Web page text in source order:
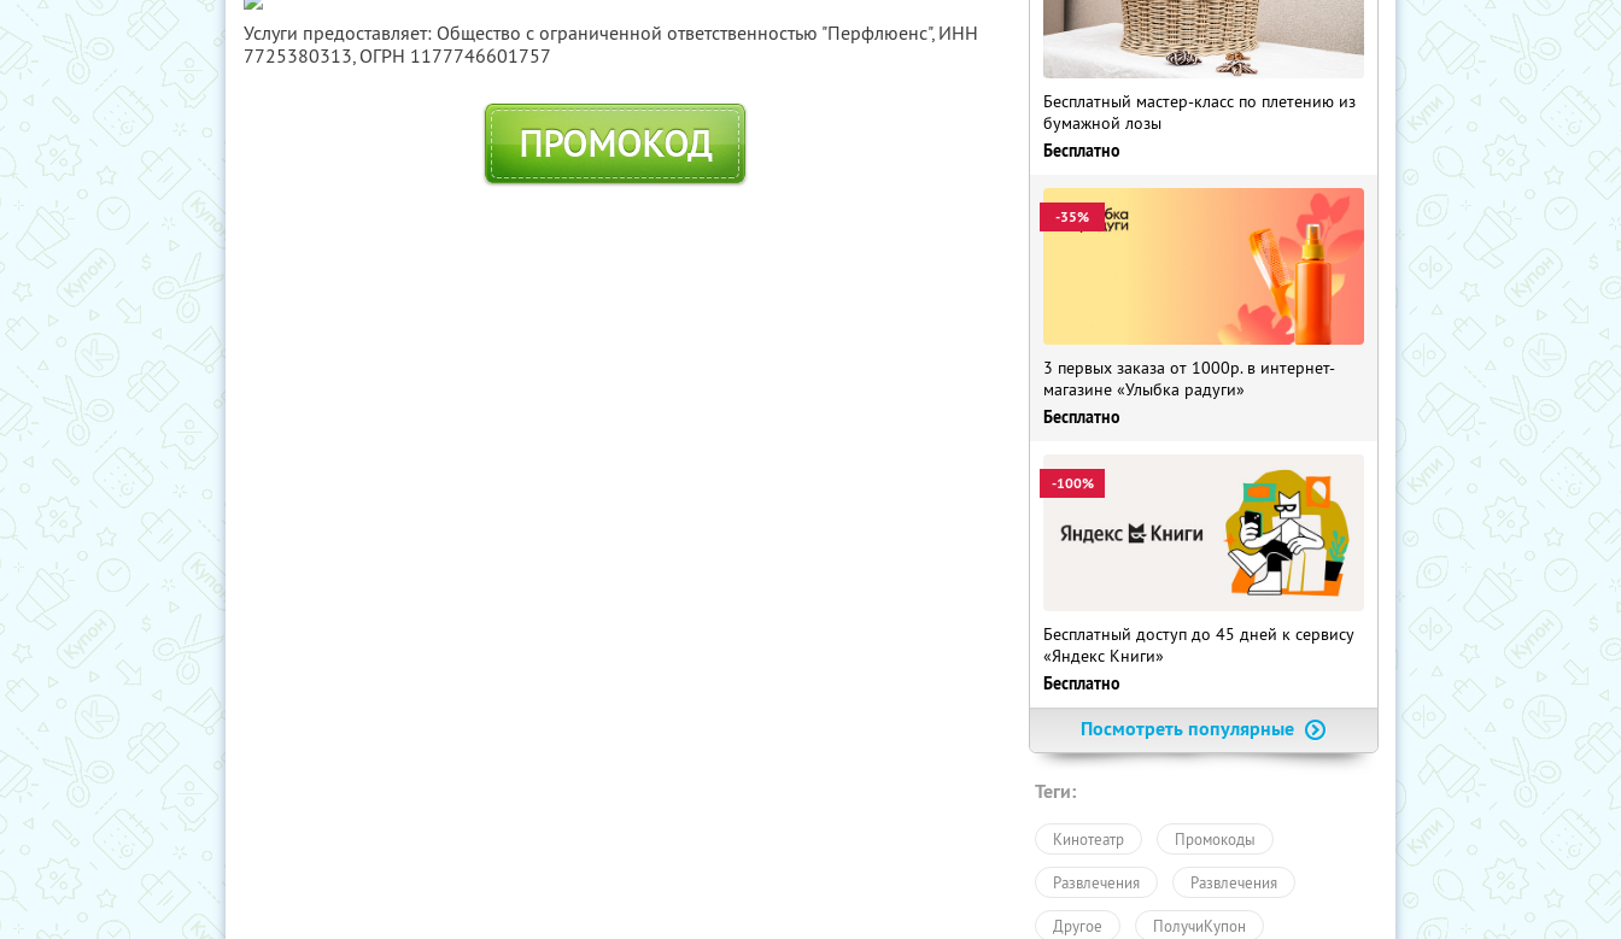
Услуги предоставляет: Общество с ограниченной ответственностью "Перфлюенс", ИНН
7725380313, ОГРН 1177746601757
ПРОМОКОД
Бесплатный мастер-класс по плетению из
бумажной лозы
Бесплатно
-35%
3 первых заказа от 1000р. в интернет-
магазине «Улыбка радуги»
Бесплатно
-100%
Бесплатный доступ до 45 дней к сервису
«Яндекс Книги»
Бесплатно
Посмотреть популярные
Теги:
Кинотеатр Промокоды
Развлечения Развлечения
Другое ПолучиКупон